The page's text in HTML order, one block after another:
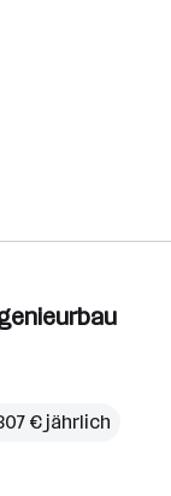
€ jährlich